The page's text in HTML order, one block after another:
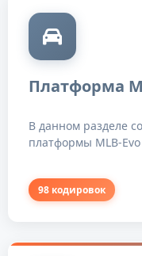
Платформа
В данном разделе
платформы MLB-Evo
98 кодировок